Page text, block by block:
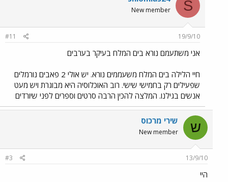
S
New member
19/9/10
#11
אני משתעמם נורא בים המלח בעיקר בערבים
חיי הלילה בים המלח משעממים נורא. יש אולי 2 פאבים נורמלים
שפעילים רק בחמישי שישי. רוב האוכלוסיה היא מבוגרת ויש מעט
אנשים בגילנו. המלצה להכין הרבה סרטים וספרים לפני שיורדים
ש שירי מרכוס
New member
13/9/10
#3
היי